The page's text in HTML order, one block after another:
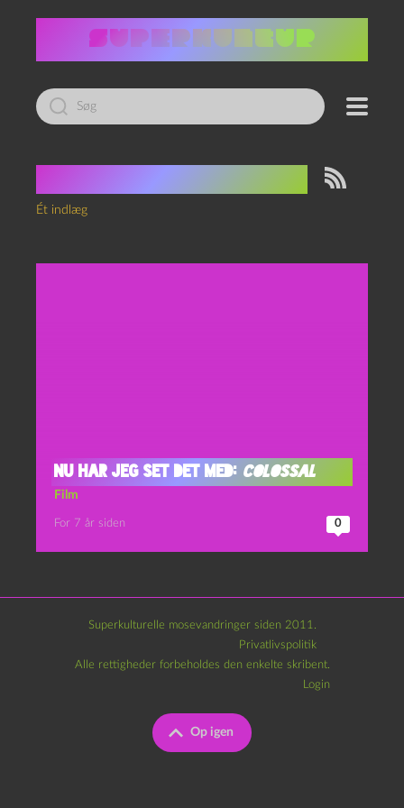
Led
efter:
Ét indlæg
Nu har jeg set det med: Colossal
Film
For 7 år siden 0
Superkulturelle mosevandringer siden 2011.
Privatlivspolitik
Op igen
Alle rettigheder forbeholdes den enkelte skribent.
Login